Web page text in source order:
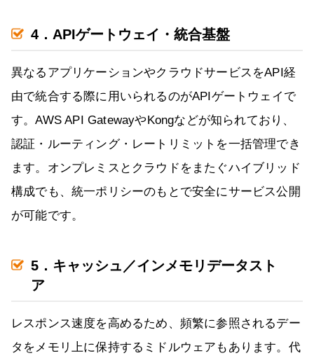
4．APIゲートウェイ・統合基盤
異なるアプリケーションやクラウドサービスをAPI経
由で統合する際に用いられるのがAPIゲートウェイで
す。AWS API GatewayやKongなどが知られており、
認証・ルーティング・レートリミットを一括管理でき
ます。オンプレミスとクラウドをまたぐハイブリッド
構成でも、統一ポリシーのもとで安全にサービス公開
が可能です。
5．キャッシュ／インメモリデータスト
ア
レスポンス速度を高めるため、頻繁に参照されるデー
タをメモリ上に保持するミドルウェアもあります。代